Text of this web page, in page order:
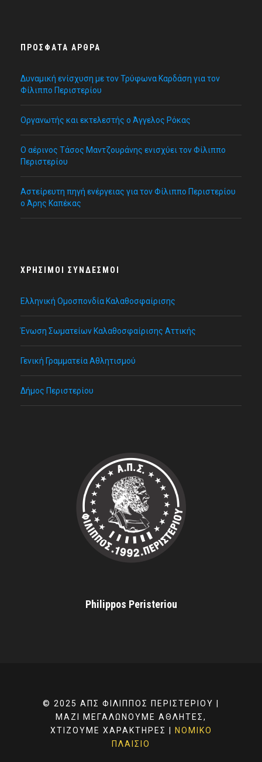
ΠΡΌΣΦΑΤΑ ΆΡΘΡΑ
Δυναμική ενίσχυση με τον Τρύφωνα Καρδάση για τον
Φίλιππο Περιστερίου
Οργανωτής και εκτελεστής ο Άγγελος Ρόκας
Ο αέρινος Τάσος Μαντζουράνης ενισχύει τον Φίλιππο
Περιστερίου
Αστείρευτη πηγή ενέργειας για τον Φίλιππο Περιστερίου
ο Άρης Καπέκας
ΧΡΉΣΙΜΟΙ ΣΎΝΔΕΣΜΟΙ
Ελληνική Ομοσπονδία Καλαθοσφαίρισης
Ένωση Σωματείων Καλαθοσφαίρισης Αττικής
Γενική Γραμματεία Αθλητισμού
Δήμος Περιστερίου
Philippos Peristeriou
© 2025 ΑΠΣ ΦΊΛΙΠΠΟΣ ΠΕΡΙΣΤΕΡΊΟΥ |
ΜΑΖΊ ΜΕΓΑΛΏΝΟΥΜΕ ΑΘΛΗΤΈΣ,
ΧΤΊΖΟΥΜΕ ΧΑΡΑΚΤΉΡΕΣ |
ΝΟΜΙΚΌ
ΠΛΑΊΣΙΟ